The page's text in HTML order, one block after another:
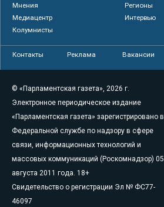
Мнения
Регионы
Медиацентр
Интервью
Колумнисты
Контакты Реклама Вакансии
© «Парламентская газета», 2026 г.
Электронное периодическое издание
«Парламентская газета» зарегистрировано в
Федеральной службе по надзору в сфере
связи, информационных технологий и
массовых коммуникаций (Роскомнадзор) 05
августа 2011 года. 18+
Свидетельство о регистрации Эл № ФС77-
46097